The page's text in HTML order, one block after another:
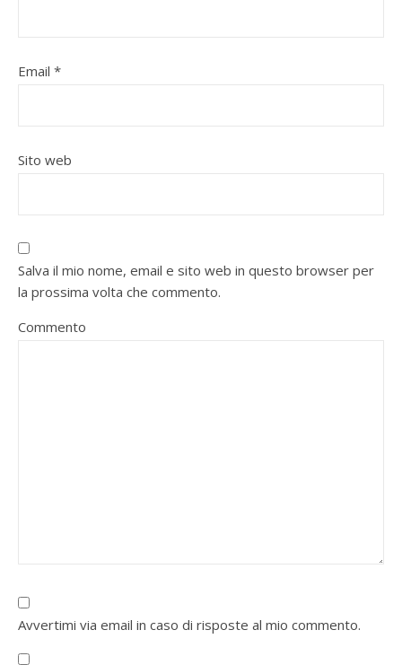
Email *
Sito web
Salva il mio nome, email e sito web in questo browser per
la prossima volta che commento.
Commento
Avvertimi via email in caso di risposte al mio commento.